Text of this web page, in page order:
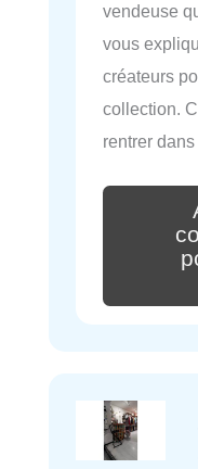
vendeuse
vous
créateurs
collection.
rentrer